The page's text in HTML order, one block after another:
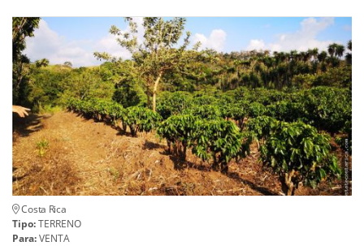
Costa Rica
Tipo:TERRENO
Para:VENTA